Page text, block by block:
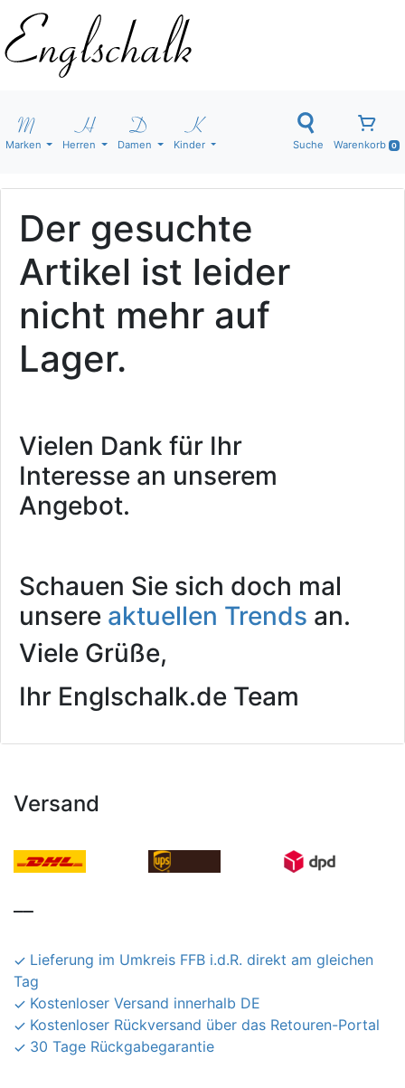
Marken Herren Damen Kinder Suche Warenkorb 0
Der gesuchte
Artikel ist leider
nicht mehr auf
Lager.
Vielen Dank für Ihr
Interesse an unserem
Angebot.
Schauen Sie sich doch mal
unsere aktuellen Trends an.
Viele Grüße,
Ihr Englschalk.de Team
Versand
Lieferung im Umkreis FFB i.d.R. direkt am gleichen
Tag
Kostenloser Versand innerhalb DE
Kostenloser Rückversand über das Retouren-Portal
30 Tage Rückgabegarantie